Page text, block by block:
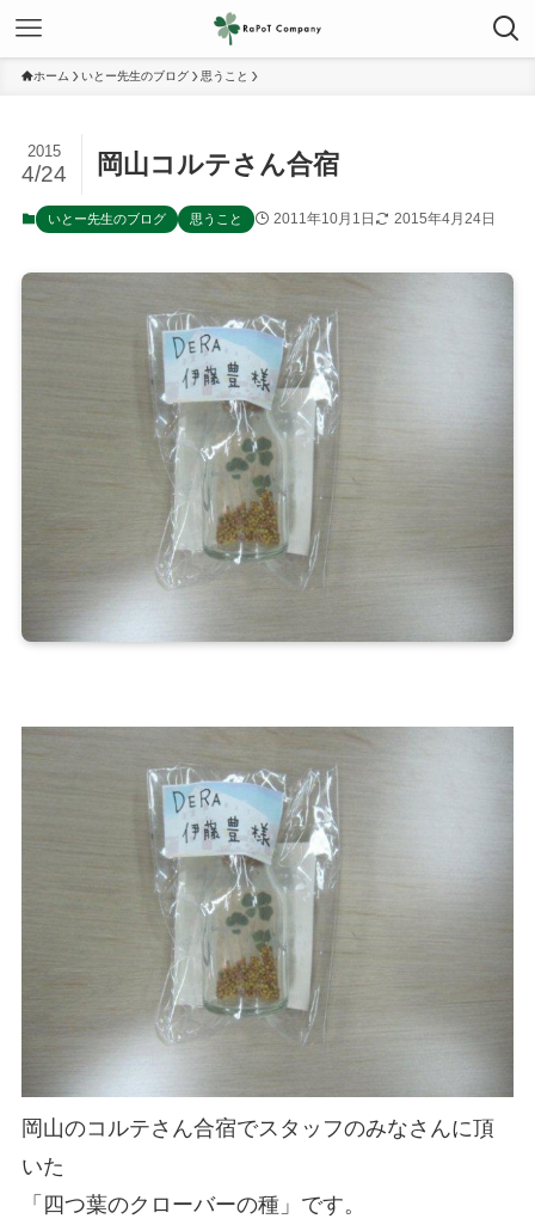
ホーム いとー先生のブログ 思うこと
岡山コルテさん合宿
2015
4/24
いとー先生のブログ 思うこと 2011年10月1日 2015年4月24日
岡山のコルテさん合宿でスタッフのみなさんに頂
いた
「四つ葉のクローバーの種」です。